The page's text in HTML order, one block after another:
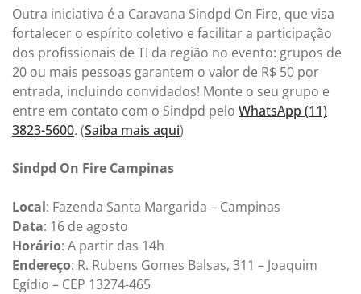
Outra iniciativa é a Caravana Sindpd On Fire, que visa
fortalecer o espírito coletivo e facilitar a participação
dos profissionais de TI da região no evento: grupos de
20 ou mais pessoas garantem o valor de R$ 50 por
entrada, incluindo convidados! Monte o seu grupo e
entre em contato com o Sindpd pelo WhatsApp (11)
3823-5600. (Saiba mais aqui)
Sindpd On Fire Campinas
Local: Fazenda Santa Margarida – Campinas
Data: 16 de agosto
Horário: A partir das 14h
Endereço: R. Rubens Gomes Balsas, 311 – Joaquim
Egídio – CEP 13274-465